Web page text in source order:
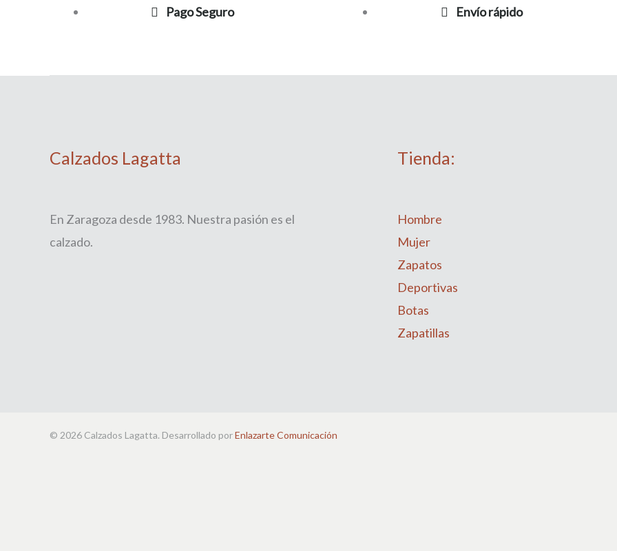
Pago Seguro Envío rápido
Calzados Lagatta
En Zaragoza desde 1983. Nuestra pasión es el
calzado.
Tienda:
Hombre
Mujer
Zapatos
Deportivas
Botas
Zapatillas
© 2026 Calzados Lagatta. Desarrollado porEnlazarte Comunicación